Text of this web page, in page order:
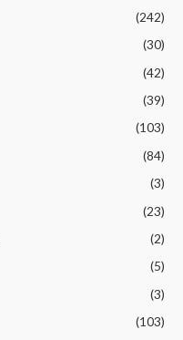
(242)
(30)
(42)
(39)
(103)
(84)
(3)
(23)
(2)
(5)
(3)
(103)